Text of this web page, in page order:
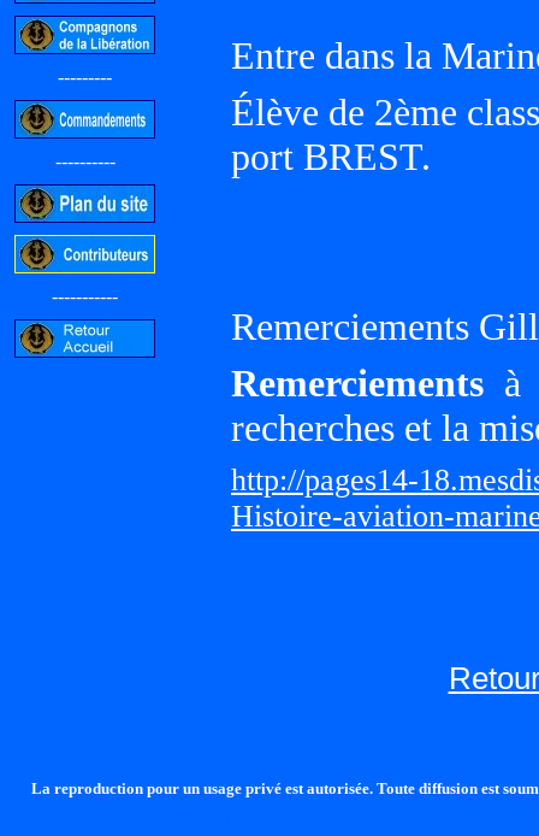
---------
----------
-----------
Entre dans la
Élève de 2ème
port BREST.
Remerciements
Remerciements à
recherches et la
http://pages14-
Histoire-aviation-
La reproduction pour un usage privé est autorisée. Toute diffusion est